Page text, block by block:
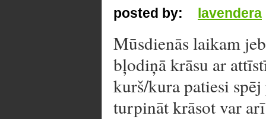
posted by:
lavendera
Mūsdienās laikam
bļodiņā krāsu ar
kurš/kura patiesi
turpināt krāsot var